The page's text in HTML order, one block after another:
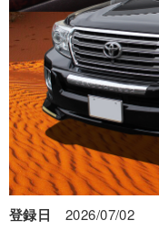
登録日 2026/07/02